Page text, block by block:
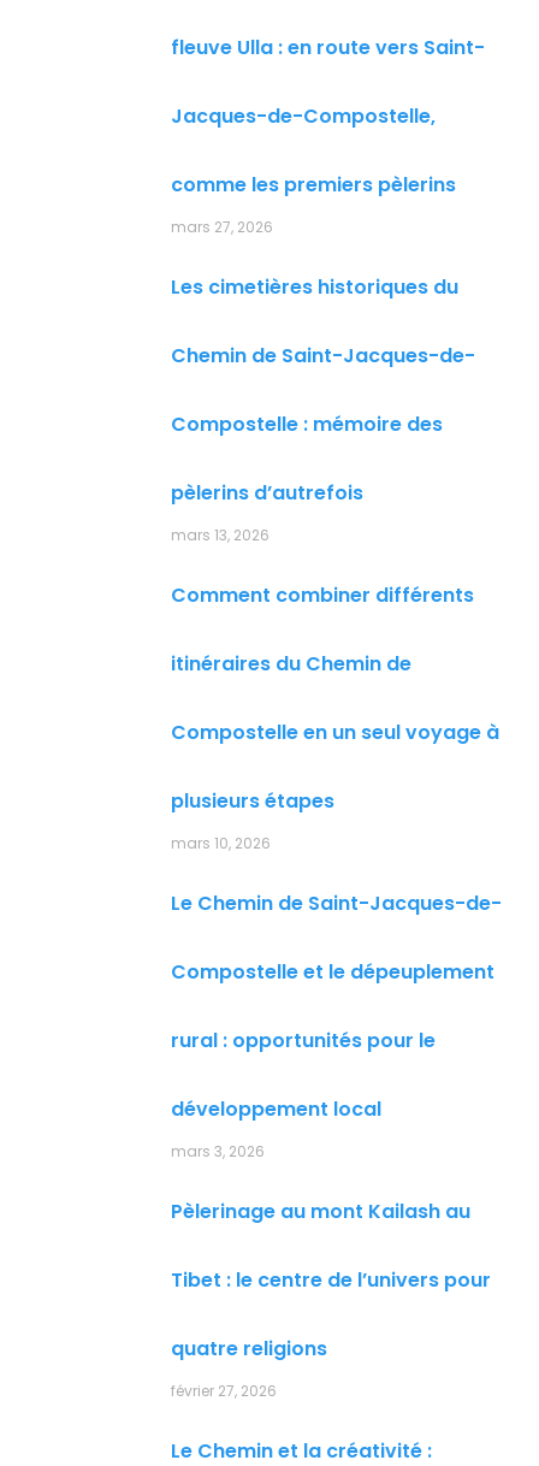
fleuve Ulla : en route vers Saint-
Jacques-de-Compostelle,
comme les premiers pèlerins
mars 27, 2026
Les cimetières historiques du
Chemin de Saint-Jacques-de-
Compostelle : mémoire des
pèlerins d’autrefois
mars 13, 2026
Comment combiner différents
itinéraires du Chemin de
Compostelle en un seul voyage à
plusieurs étapes
mars 10, 2026
Le Chemin de Saint-Jacques-de-
Compostelle et le dépeuplement
rural : opportunités pour le
développement local
mars 3, 2026
Pèlerinage au mont Kailash au
Tibet : le centre de l’univers pour
quatre religions
février 27, 2026
Le Chemin et la créativité :